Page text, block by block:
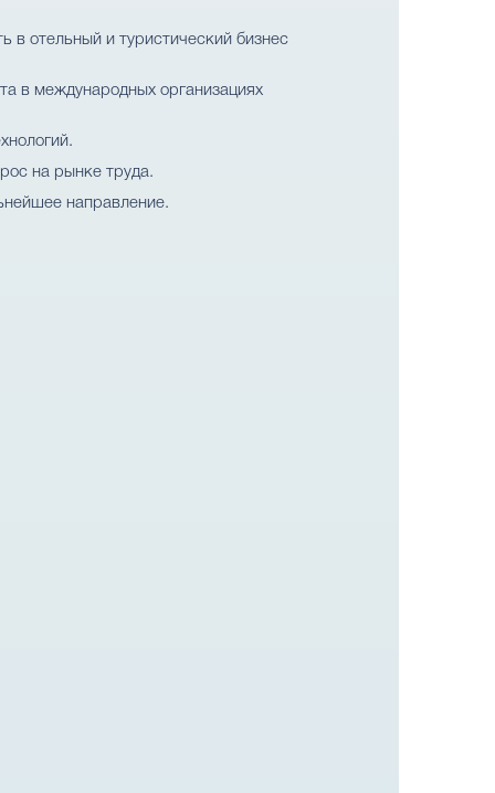
в отельный и туристический бизнес
в международных организациях
на рынке труда.
направление.